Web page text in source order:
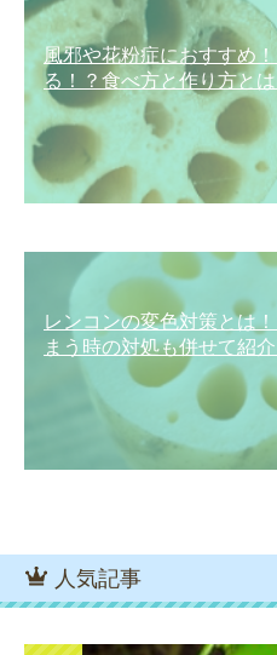
風邪や花粉症におすすめ
る！？食べ方と作り方と
レンコンの変色対策とは
まう時の対処も併せて紹介
人気記事